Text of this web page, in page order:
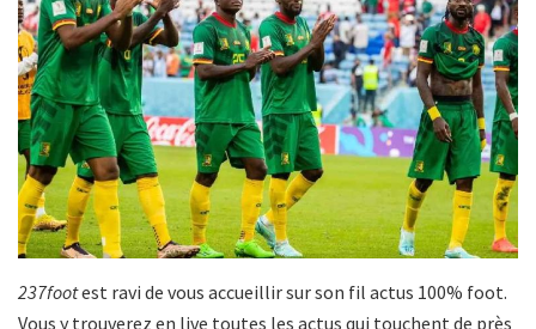
237footest ravi de vous accueillir sur son fil actus 100% foot.
Vous y trouverez en live toutes les actus qui touchent de près